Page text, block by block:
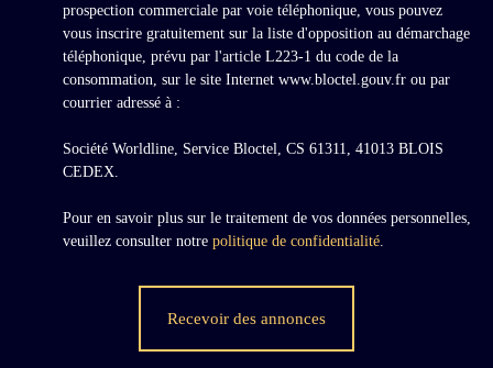
prospection commerciale par voie téléphonique, vous pouvez
vous inscrire gratuitement sur la liste d'opposition au démarchage
téléphonique, prévu par l'article L223-1 du code de la
consommation, sur le site Internet www.bloctel.gouv.fr ou par
courrier adressé à :
Société Worldline, Service Bloctel, CS 61311, 41013 BLOIS
CEDEX.
Pour en savoir plus sur le traitement de vos données personnelles,
veuillez consulter notre politique de confidentialité
Recevoir des annonces